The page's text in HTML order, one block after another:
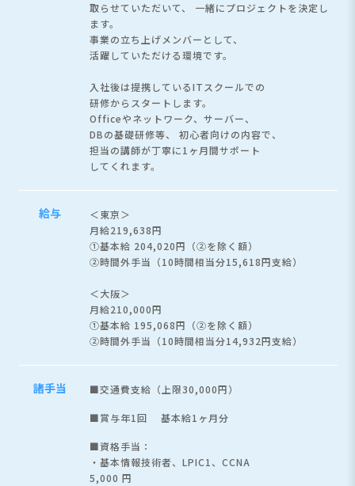
取らせていただいて、
一緒にプロジェクトを決定し
ます。
事業の立ち上げメンバーとして、
活躍していただける環境です。
入社後は提携しているITスクールでの
研修からスタートします。
Officeやネットワーク、サーバー、
DBの基礎研修等、 初心者向けの内容で、
担当の講師が丁寧に1ヶ月間サポート
してくれます。
給与
＜東京＞
月給219,638円
①基本給 204,020円（②を除く額）
②時間外手当（10時間相当分15,618円支給）
＜大阪＞
月給210,000円
①基本給 195,068円（②を除く額）
②時間外手当（10時間相当分14,932円支給）
諸手当 ■交通費支給（上限30,000円）
■賞与年1回 基本給1ヶ月分
■資格手当：
・基本情報技術者、LPIC1、CCNA
5,000 円